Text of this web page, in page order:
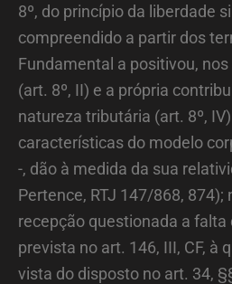
8º, do princípio da liberdade
compreendido a partir dos
Fundamental a positivou,
(art. 8º, II) e a própria
natureza tributária (art. 8º,
características do modelo
-, dão à medida da sua
Pertence, RTJ 147/868, 874);
recepção questionada a
prevista no art. 146, III, CF, à
vista do disposto no art. 34,